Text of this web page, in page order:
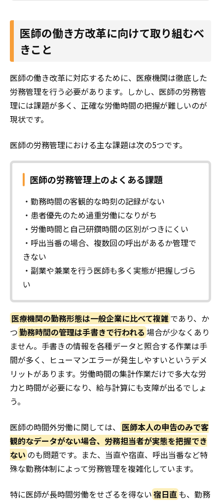
医師の働き方改革に向けて取り組むべ
きこと
医師の働き改革に対応するために、医療機関は徹底した
労務管理を行う必要があります。しかし、医師の労務管
理には課題が多く、正確な労働時間の把握が難しいのが
現状です。
医師の労務管理における主な課題は次の5つです。
医師の労務管理上のよくある課題
・勤務時間の客観的な時刻の記録がない
・患者優先のため過重労働になりがち
・労働時間と自己研鑽時間の区別がつきにくい
・呼出当番の場合、複数回の呼出があるか管理で
きない
・副業や兼業を行う医師も多く実態が把握しづら
い
医療機関の勤務形態は一般企業に比べて複雑であり、か
つ勤務時間の管理は手書きで行われる 場合が少なくあり
ません。手書きの情報を各種データと照合する作業は手
間が多く、ヒューマンエラーが発生しやすいというデメ
リットがあります。労働時間の集計作業だけで多大な労
力と時間が必要になり、給与計算にも支障が出るでしょ
う。
医師の時間外労働に関しては、 医師本人の申告のみで客
観的なデータがない場合、労務担当者が実態を把握でき
ない のも問題です。また、当直や宿直、呼出当番など特
殊な勤務体制によって労務管理を複雑化しています。
特に医師が長時間労働をせざるを得ない宿日直も、勤務